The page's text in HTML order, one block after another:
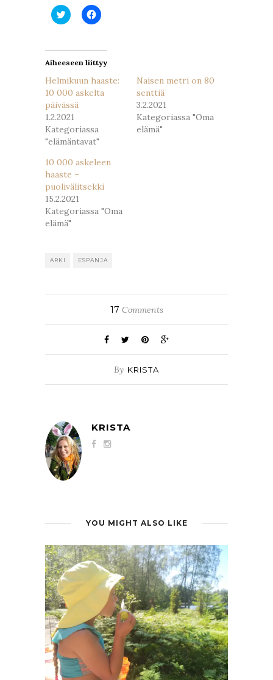
Jaa
Twitterissä(Avautuu
Jaa
Facebookissa(Avautuu
Aiheeseen liittyy
Helmikuun haaste:
10 000 askelta
päivässä
1.2.2021
Kategoriassa
"elämäntavat"
Naisen metri on 80
senttiä
3.2.2021
Kategoriassa "Oma
elämä"
10 000 askeleen
haaste –
puolivälitsekki
15.2.2021
Kategoriassa "Oma
elämä"
ARKI ESPANJA
17 Comments
By KRISTA
KRISTA
YOU MIGHT ALSO LIKE